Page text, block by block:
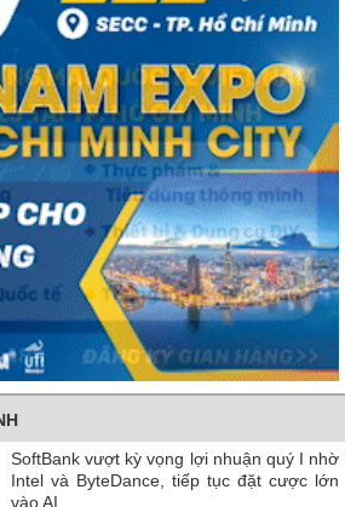
SoftBank vượt kỳ vọng lợi nhuận quý I nhờ
Intel và ByteDance, tiếp tục đặt cược lớn
vào AI